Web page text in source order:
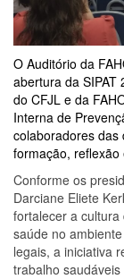
O Auditório da
abertura da SIPAT
do CFJL e da
Interna de
colaboradores das
formação, reflexão
Conforme os
Darciane Eliete
fortalecer a
saúde no
legais, a iniciativa
trabalho